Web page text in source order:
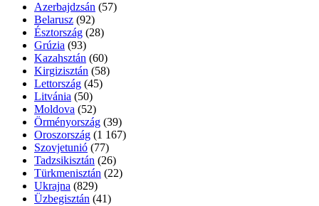
Azerbajdzsán (57)
Belarusz (92)
Észtország (28)
Grúzia (93)
Kazahsztán (60)
Kirgizisztán (58)
Lettország (45)
Litvánia (50)
Moldova (52)
Örményország (39)
Oroszország (1 167)
Szovjetunió (77)
Tadzsikisztán (26)
Türkmenisztán (22)
Ukrajna (829)
Üzbegisztán (41)